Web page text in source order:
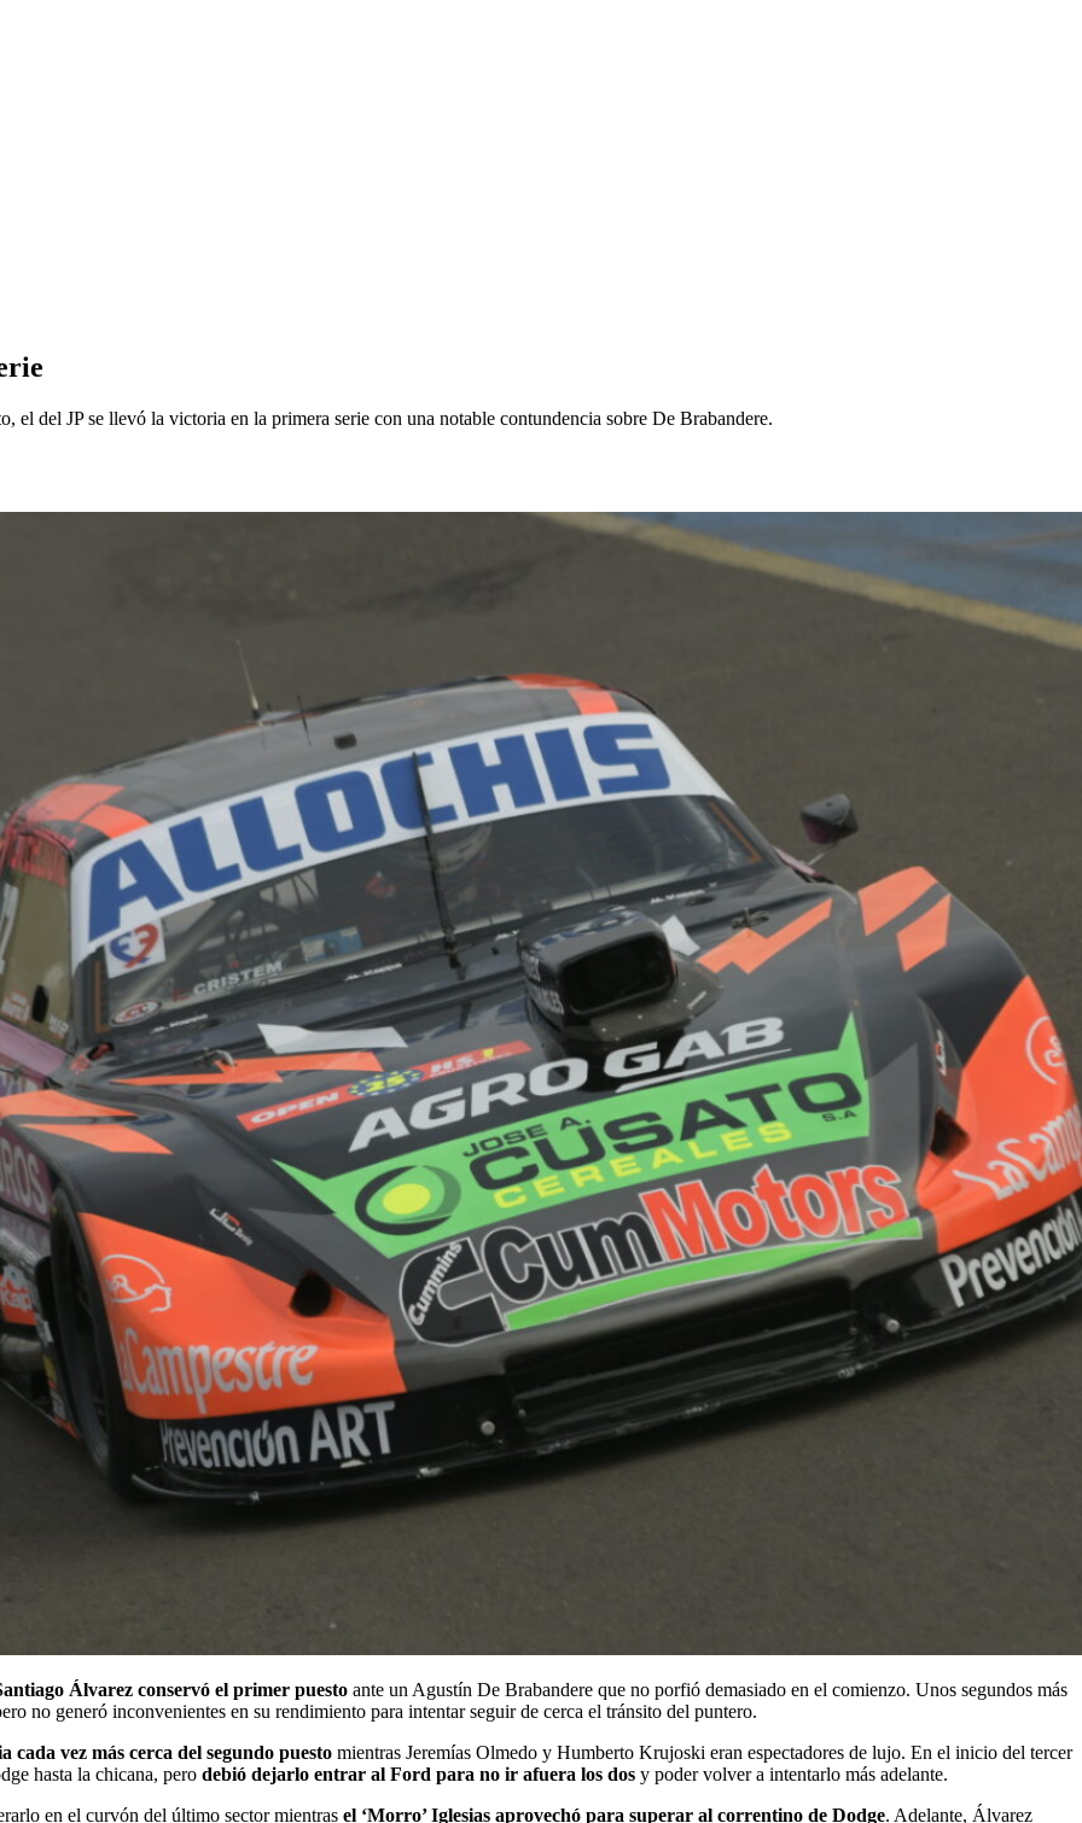
el del JP se llevó la victoria en la primera serie con una notable contundencia sobre De Brabandere.
Álvarez conservó el primer puesto ante un Agustín De Brabandere que no porfió demasiado en el comienzo. Unos segundos más
no generó inconvenientes en su rendimiento para intentar seguir de cerca el tránsito del puntero.
cada vez más cerca del segundo puesto mientras Jeremías Olmedo y Humberto Krujoski eran espectadores de lujo. En el inicio del tercer
hasta la chicana, pero debió dejarlo entrar al Ford para no ir afuera los dos y poder volver a intentarlo más adelante.
en el curvón del último sector mientras el ‘Morro’ Iglesias aprovechó para superar al correntino de Dodge. Adelante, Álvarez